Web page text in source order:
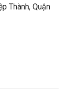
Thành, Quận